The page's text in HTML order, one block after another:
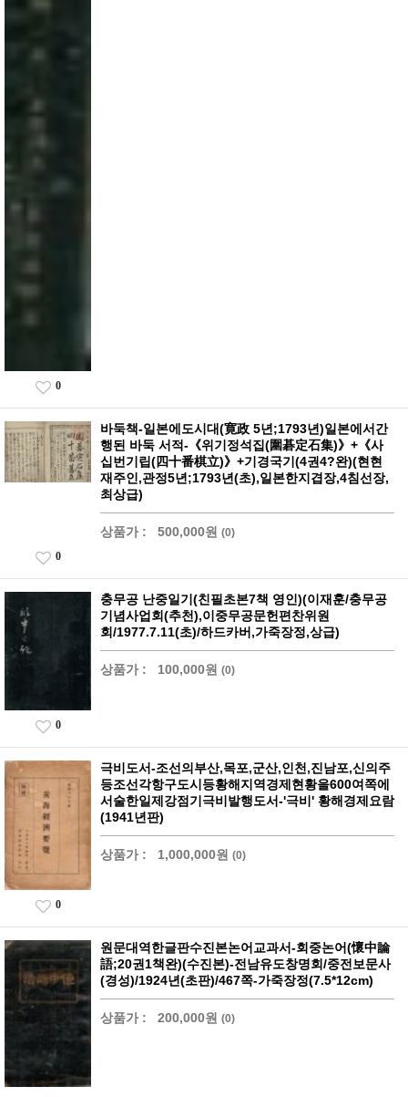
0
바둑책-일본에도시대(寛政 5년;1793년)일본에서간
행된 바둑 서적-《위기정석집(圍碁定石集)》+《사
십번기립(四十番棋立)》+기경국기(4권4?완)(현현
재주인,관정5년;1793년(초),일본한지겹장,4침선장,
최상급)
상품가 : 500,000원 (0)
0
충무공 난중일기(친필초본7책 영인)(이재훈/충무공
기념사업회(추천),이중무공문헌편찬위원
회/1977.7.11(초)/하드카버,가죽장정,상급)
상품가 : 100,000원 (0)
0
극비도서-조선의부산,목포,군산,인천,진남포,신의주
등조선각항구도시등황해지역경제현황을600여쪽에
서술한일제강점기극비발행도서-'극비' 황해경제요람
(1941년판)
상품가 : 1,000,000원 (0)
0
원문대역한글판수진본논어교과서-회중논어(懷中論
語;20권1책완)(수진본)-전남유도창명회/중전보문사
(경성)/1924년(초판)/467쪽-가죽장정(7.5*12cm)
상품가 : 200,000원 (0)